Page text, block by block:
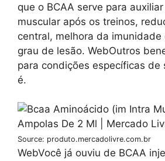
que o BCAA serve para
muscular após os treinos,
central, melhora da
grau de lesão. WebOutros
para condições específicas de
é.
Source: produto.mercadolivre.com.br
WebVocê já ouviu de BCAA